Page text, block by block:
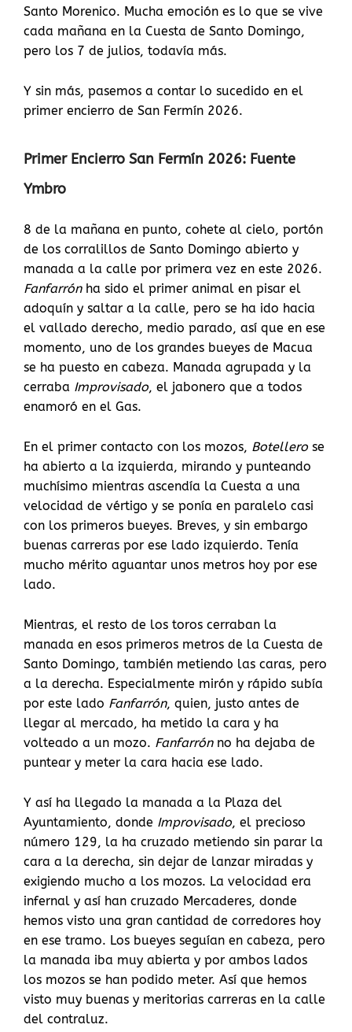
Santo Morenico. Mucha emoción es lo que se vive
cada mañana en la Cuesta de Santo Domingo,
pero los 7 de julios, todavía más.
Y sin más, pasemos a contar lo sucedido en el
primer encierro de San Fermín 2026.
Primer Encierro San Fermín 2026: Fuente
Ymbro
8 de la mañana en punto, cohete al cielo, portón
de los corralillos de Santo Domingo abierto y
manada a la calle por primera vez en este 2026.
Fanfarrón ha sido el primer animal en pisar el
adoquín y saltar a la calle, pero se ha ido hacia
el vallado derecho, medio parado, así que en ese
momento, uno de los grandes bueyes de Macua
se ha puesto en cabeza. Manada agrupada y la
cerraba Improvisado, el jabonero que a todos
enamoró en el Gas.
En el primer contacto con los mozos, Botellero se
ha abierto a la izquierda, mirando y punteando
muchísimo mientras ascendía la Cuesta a una
velocidad de vértigo y se ponía en paralelo casi
con los primeros bueyes. Breves, y sin embargo
buenas carreras por ese lado izquierdo. Tenía
mucho mérito aguantar unos metros hoy por ese
lado.
Mientras, el resto de los toros cerraban la
manada en esos primeros metros de la Cuesta de
Santo Domingo, también metiendo las caras, pero
a la derecha. Especialmente mirón y rápido subía
por este lado Fanfarrón, quien, justo antes de
llegar al mercado, ha metido la cara y ha
volteado a un mozo. Fanfarrón no ha dejaba de
puntear y meter la cara hacia ese lado.
Y así ha llegado la manada a la Plaza del
Ayuntamiento, donde Improvisado, el precioso
número 129, la ha cruzado metiendo sin parar la
cara a la derecha, sin dejar de lanzar miradas y
exigiendo mucho a los mozos. La velocidad era
infernal y así han cruzado Mercaderes, donde
hemos visto una gran cantidad de corredores hoy
en ese tramo. Los bueyes seguían en cabeza, pero
la manada iba muy abierta y por ambos lados
los mozos se han podido meter. Así que hemos
visto muy buenas y meritorias carreras en la calle
del contraluz.